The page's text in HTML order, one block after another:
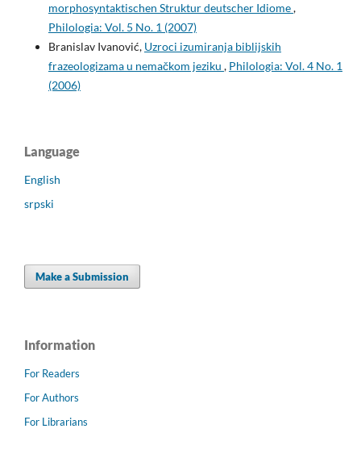
morphosyntaktischen Struktur deutscher Idiome,
Philologia: Vol. 5 No. 1 (2007)
Branislav Ivanović, Uzroci izumiranja biblijskih
frazeologizama u nemačkom jeziku , Philologia: Vol. 4 No. 1
(2006)
Language
English
srpski
Make a Submission
Information
For Readers
For Authors
For Librarians